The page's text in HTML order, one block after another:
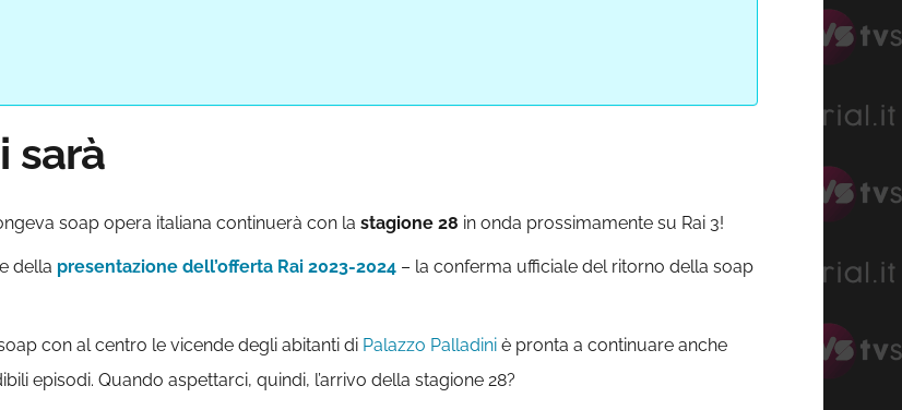
sarà
soap opera italiana continuerà con la stagione 28 in onda prossimamente su Rai 3!
della presentazione dell’offerta Rai 2023-2024 – la conferma ufficiale del ritorno della soap
con al centro le vicende degli abitanti di Palazzo Palladini è pronta a continuare anche
episodi. Quando aspettarci, quindi, l’arrivo della stagione 28?